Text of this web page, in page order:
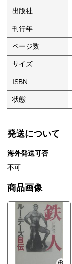
出版社
刊行年
ページ数
サイズ
ISBN
状態
発送について
海外発送可否
不可
商品画像